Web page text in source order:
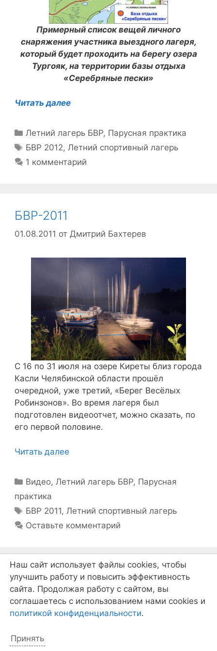
Примерный список вещей личного
снаряжения участника выездного лагеря,
который будет проходить на берегу озера
Тургояк, на территории базы отдыха
«Серебряные пески»
Читать далее
Рубрики
Летний лагерь БВР, Парусная практика
Метки
БВР 2012,Летний спортивный лагерь
1 комментарий
БВР-2011
01.08.2011 от Дмитрий Бахтерев
С 16 по 31 июля на озере Киреты близ города
Касли Челябинской области прошёл
очередной, уже третий, «Берег Весёлых
Робинзонов». Во время лагеря был
подготовлен видеоотчет, можно сказать, по
его первой половине.
Читать далее
Рубрики
Видео,Летний лагерь БВР, Парусная
практика
Метки
БВР 2011,Летний спортивный лагерь
Оставьте комментарий
Берег Весёлых Робинзонов —
2011 (анонс)
30.06.2011 отДмитрий Бахтерев
Наш сайт использует файлы cookies, чтобы
улучшить работу и повысить эффективность
сайта. Продолжая работу с сайтом, вы
соглашаетесь с использованием нами cookies и
политикой конфиденциальности.
Принять